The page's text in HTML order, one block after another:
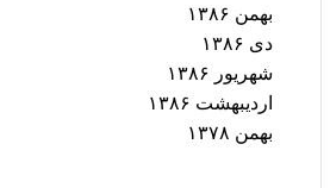
بهمن ۱۳۸۶
دی ۱۳۸۶
شهریور ۱۳۸۶
اردیبهشت ۱۳۸۶
بهمن ۱۳۷۸